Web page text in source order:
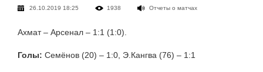
26.10.2019 18:25 1938 Отчеты о матчах
Ахмат – Арсенал – 1:1 (1:0).
Голы: Семёнов (20) – 1:0, Э.Кангва (76) – 1:1